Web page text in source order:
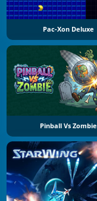
Pac-Xon Deluxe
Pinball Vs Zombie